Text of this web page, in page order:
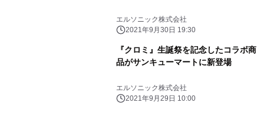
エルソニック株式会社
2021年9月30日 19:30
『クロミ』生誕祭を記念したコラボ商
品がサンキューマートに新登場
エルソニック株式会社
2021年9月29日 10:00